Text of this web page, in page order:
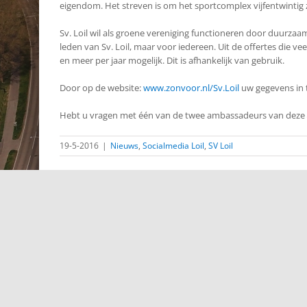
eigendom. Het streven is om het sportcomplex vijfentwintig
Sv. Loil wil als groene vereniging functioneren door
leden van Sv. Loil, maar voor iedereen. Uit de offertes die
en meer per jaar mogelijk. Dit is afhankelijk van gebruik.
Door op de website:www.zonvoor.nl/Sv.Loil uw gegevens
Hebt u vragen met één van de twee ambassadeurs van
19-5-2016 | Nieuws, Socialmedia Loil, SV Loil